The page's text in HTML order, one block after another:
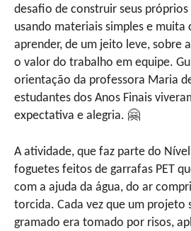
desafio de construir seus
usando materiais simples e muita
aprender, de um jeito leve, sobre
o valor do trabalho em equipe.
orientação da professora Maria
estudantes dos Anos Finais
expectativa e alegria. 🤗
A atividade, que faz parte do
foguetes feitos de garrafas PET
com a ajuda da água, do ar
torcida. Cada vez que um projeto
gramado era tomado por risos,